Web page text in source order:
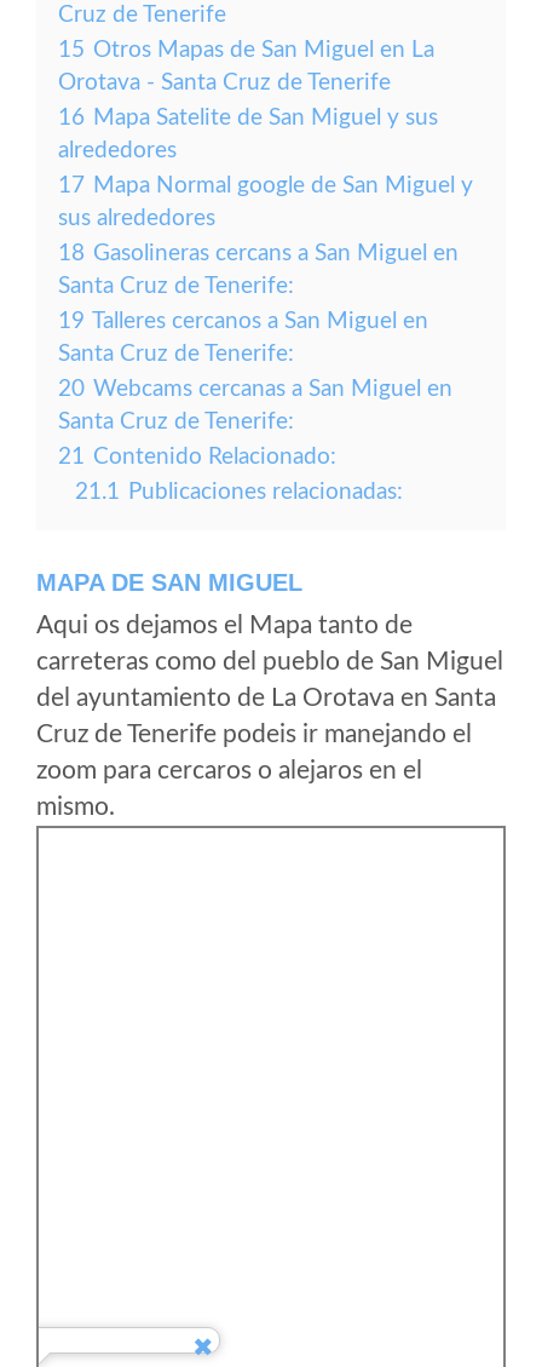
Cruz de Tenerife
15 Otros Mapas de San Miguel en La
Orotava - Santa Cruz de Tenerife
16 Mapa Satelite de San Miguel y sus
alrededores
17 Mapa Normal google de San Miguel y
sus alrededores
18 Gasolineras cercans a San Miguel en
Santa Cruz de Tenerife:
19 Talleres cercanos a San Miguel en
Santa Cruz de Tenerife:
20 Webcams cercanas a San Miguel en
Santa Cruz de Tenerife:
21 Contenido Relacionado:
21.1 Publicaciones relacionadas:
MAPA DE SAN MIGUEL
Aqui os dejamos el Mapa tanto de
carreteras como del pueblo de San Miguel
del ayuntamiento de La Orotava en Santa
Cruz de Tenerife podeis ir manejando el
zoom para cercaros o alejaros en el
mismo.